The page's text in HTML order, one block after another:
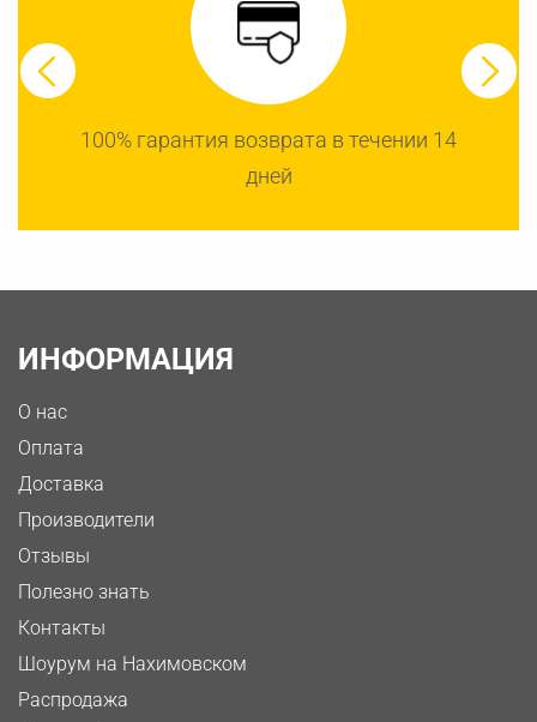
100% гарантия возврата в течении 14
дней
ИНФОРМАЦИЯ
О нас
Оплата
Доставка
Производители
Отзывы
Полезно знать
Контакты
Шоурум на Нахимовском
Распродажа